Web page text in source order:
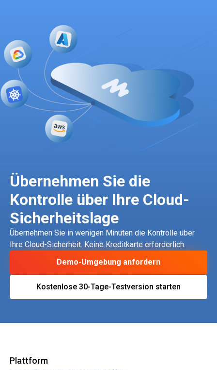
Übernehmen Sie die
Kontrolle über Ihre Cloud-
Sicherheitslage
Übernehmen Sie in wenigen Minuten die Kontrolle über
Ihre Cloud-Sicherheit. Keine Kreditkarte erforderlich.
Demo-Umgebung anfordern
Kostenlose 30-Tage-Testversion starten
Plattform